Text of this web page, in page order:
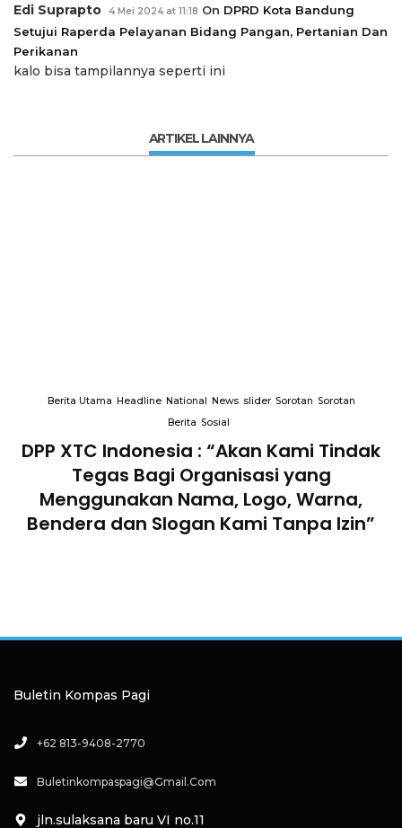
Edi Suprapto
4 Mei 2024 at 11:18 On DPRD Kota Bandung
Setujui Raperda Pelayanan Bidang Pangan, Pertanian Dan
Perikanan
kalo bisa tampilannya seperti ini
ARTIKEL LAINNYA
Berita Utama Headline National News slider Sorotan Sorotan
Berita Sosial
DPP XTC Indonesia : “Akan Kami Tindak
Tegas Bagi Organisasi yang
Menggunakan Nama, Logo, Warna,
Bendera dan Slogan Kami Tanpa Izin”
Buletin Kompas Pagi
+62 813-9408-2770
Buletinkompaspagi@gmail.com
jln.sulaksana baru VI no.11